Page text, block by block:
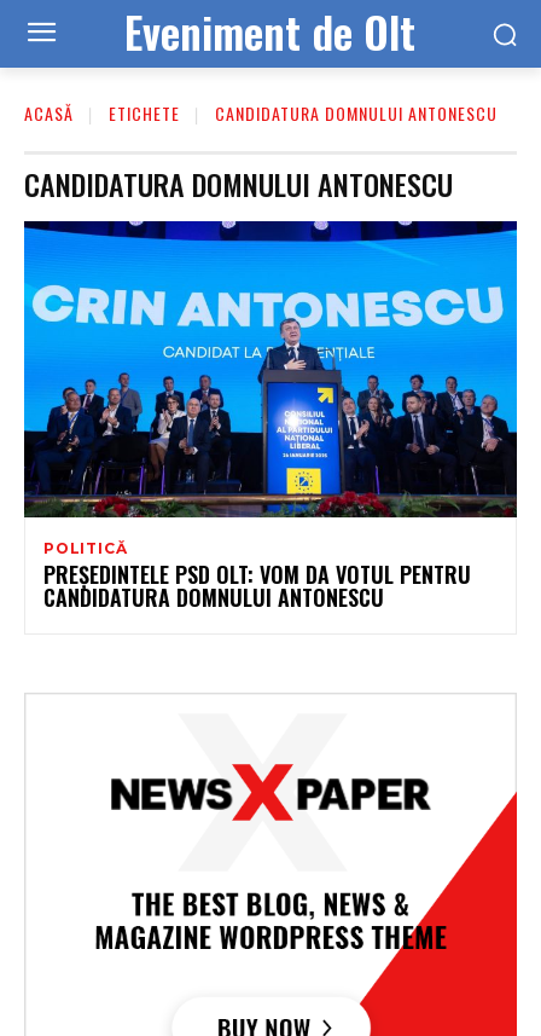
Eveniment de Olt
ACASĂ ETICHETE CANDIDATURA DOMNULUI ANTONESCU
CANDIDATURA DOMNULUI ANTONESCU
POLITICĂ
PREŞEDINTELE PSD OLT: VOM DA VOTUL PENTRU
CANDIDATURA DOMNULUI ANTONESCU